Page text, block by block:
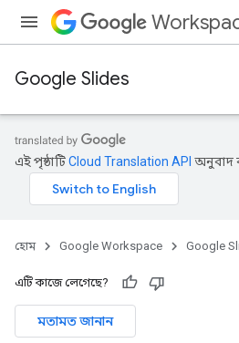
Google Slides
এই পৃষ্ঠাটিCloud Translation API অনুবাদ
হোম Google Workspace Google
এটি কাজে লেগেছে?
মতামত জানান